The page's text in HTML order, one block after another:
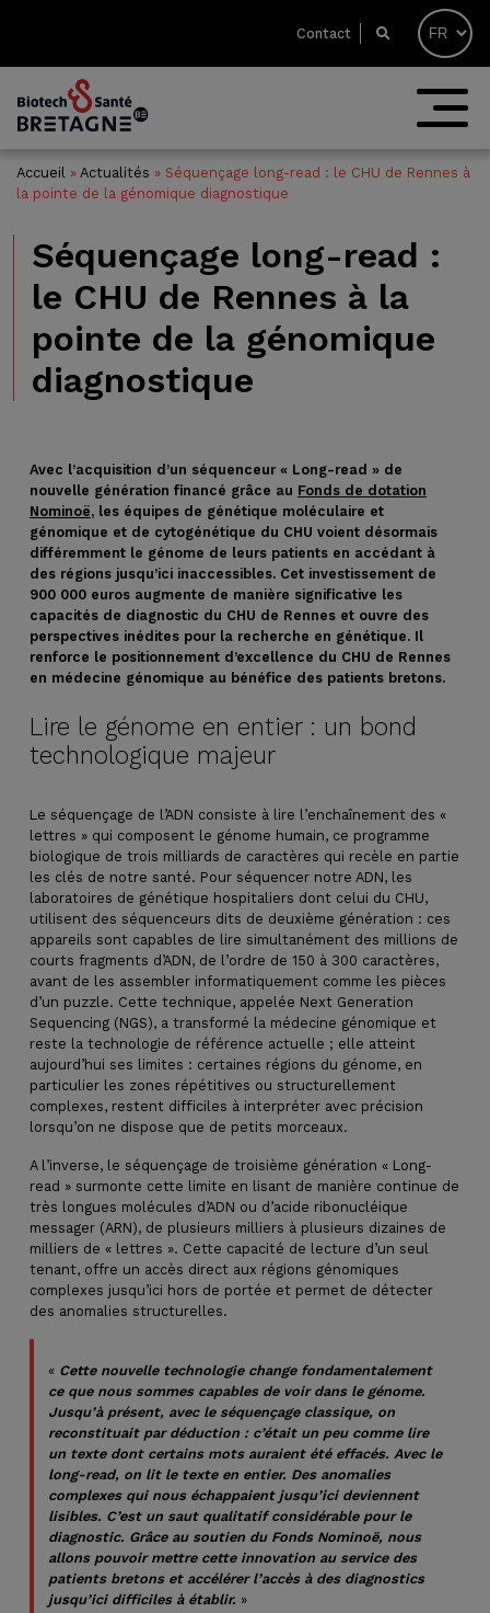
Contact
Accueil » Actualités » Séquençage long-read : le CHU de Rennes à
la pointe de la génomique diagnostique
Séquençage long-read :
le CHU de Rennes à la
pointe de la génomique
diagnostique
Avec l’acquisition d’un séquenceur « Long-read » de
nouvelle génération financé grâce au Fonds de dotation
Nominoë, les équipes de génétique moléculaire et
génomique et de cytogénétique du CHU voient désormais
différemment le génome de leurs patients en accédant à
des régions jusqu’ici inaccessibles. Cet investissement de
900 000 euros augmente de manière significative les
capacités de diagnostic du CHU de Rennes et ouvre des
perspectives inédites pour la recherche en génétique. Il
renforce le positionnement d’excellence du CHU de Rennes
en médecine génomique au bénéfice des patients bretons.
Lire le génome en entier : un bond
technologique majeur
Le séquençage de l’ADN consiste à lire l’enchaînement des «
lettres » qui composent le génome humain, ce programme
biologique de trois milliards de caractères qui recèle en partie
les clés de notre santé. Pour séquencer notre ADN, les
laboratoires de génétique hospitaliers dont celui du CHU,
utilisent des séquenceurs dits de deuxième génération : ces
appareils sont capables de lire simultanément des millions de
courts fragments d’ADN, de l’ordre de 150 à 300 caractères,
avant de les assembler informatiquement comme les pièces
d’un puzzle. Cette technique, appelée Next Generation
Sequencing (NGS), a transformé la médecine génomique et
reste la technologie de référence actuelle ; elle atteint
aujourd’hui ses limites : certaines régions du génome, en
particulier les zones répétitives ou structurellement
complexes, restent difficiles à interpréter avec précision
lorsqu’on ne dispose que de petits morceaux.
A l’inverse, le séquençage de troisième génération « Long-
read » surmonte cette limite en lisant de manière continue de
très longues molécules d’ADN ou d’acide ribonucléique
messager (ARN), de plusieurs milliers à plusieurs dizaines de
milliers de « lettres ». Cette capacité de lecture d’un seul
tenant, offre un accès direct aux régions génomiques
complexes jusqu’ici hors de portée et permet de détecter
des anomalies structurelles.
« Cette nouvelle technologie change fondamentalement
ce que nous sommes capables de voir dans le génome.
Jusqu’à présent, avec le séquençage classique, on
reconstituait par déduction : c’était un peu comme lire
un texte dont certains mots auraient été effacés. Avec le
long-read, on lit le texte en entier. Des anomalies
complexes qui nous échappaient jusqu’ici deviennent
lisibles. C’est un saut qualitatif considérable pour le
diagnostic. Grâce au soutien du Fonds Nominoë, nous
allons pouvoir mettre cette innovation au service des
patients bretons et accélérer l’accès à des diagnostics
jusqu’ici difficiles à établir. »